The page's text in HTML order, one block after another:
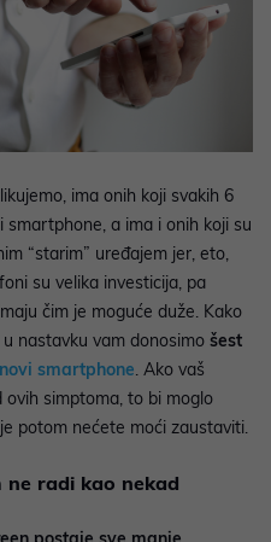
ima onih koji svakih 6
a ima i onih koji su
“starim” uređajem jer, eto,
su velika investicija, pa
čim je moguće duže. Kako
nastavku vam donosimo šest
novi smartphone. Ako vaš
simptoma, to bi moglo
potom nećete moći zaustaviti.
ne radi kao nekad